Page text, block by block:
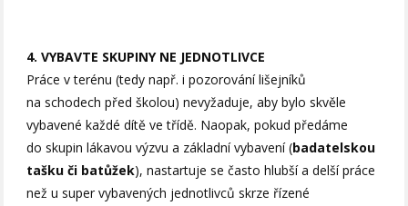
4. VYBAVTE SKUPINY NE JEDNOTLIVCE
Práce v terénu (tedy např. i pozorování lišejníků
na schodech před školou) nevyžaduje, aby bylo skvěle
vybavené každé dítě ve třídě. Naopak, pokud předáme
do skupin lákavou výzvu a základní vybavení (badatelskou
tašku či batůžek), nastartuje se často hlubší a delší práce
než u super vybavených jednotlivců skrze řízené